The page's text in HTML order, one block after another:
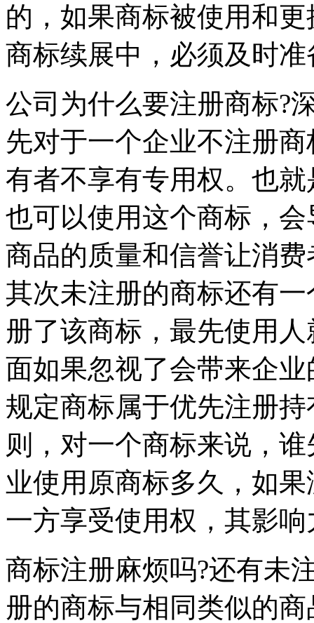
的，如果商标被使用和
商标续展中，必须及时
公司为什么要注册商标?
先对于一个企业不注册
有者不享有专用权。也
也可以使用这个商标，
商品的质量和信誉让消
其次未注册的商标还有
册了该商标，最先使用
面如果忽视了会带来企
规定商标属于优先注册
则，对一个商标来说，
业使用原商标多久，如
一方享受使用权，其影
商标注册麻烦吗?还有未
册的商标与相同类似的